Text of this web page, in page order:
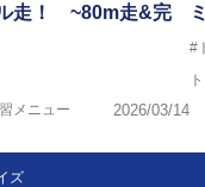
走！ ~80m走&完
メニュー
2026/03/14
#
ズ